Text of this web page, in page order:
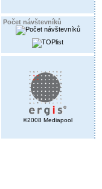
Počet návštevníků
©2008 Mediapool